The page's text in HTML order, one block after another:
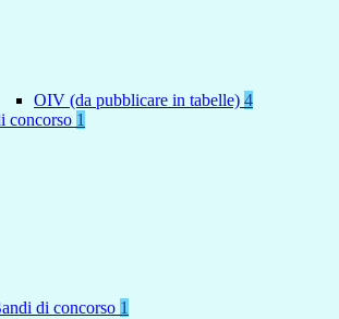
OIV (da pubblicare in tabelle) 4
concorso 1
di concorso 1